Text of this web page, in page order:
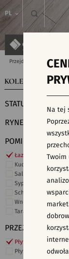
PL
Przejdź do strony
KOLEKCJE
STATUS
RYNEK
POMIESZCZENIE
Łazienka
Kuchnia
Salon i hol
Sypialnia
Schody
Wnętrza komercyjne
Taras i ogród
PRZEZNACZENIE
Płytki ścienne
Płytki podłogowe
Na tej
Twoim